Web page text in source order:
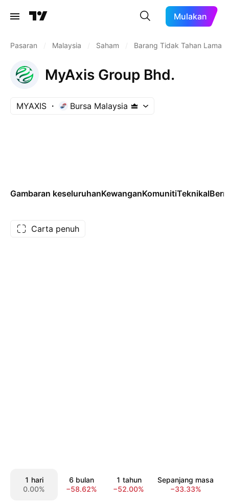
Mulakan
Pasaran Malaysia Saham Barang Tidak Tahan Lama
MyAxis Group Bhd.
MYAXIS Bursa Malaysia
Gambaran keseluruhanKewanganKomunitiTeknikal
Carta penuh
1 hari
0.00%
6 bulan
−58.62%
1 tahun
−52.00%
Sepanjang masa
−33.33%